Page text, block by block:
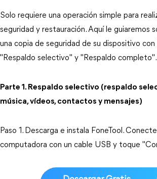
Solo requiere una operación simple para
seguridad y restauración. Aquí le guiaremos
una copia de seguridad de su dispositivo con
"Respaldo selectivo" y "Respaldo completo".
Parte 1. Respaldo selectivo (respaldo
música, vídeos, contactos y mensajes)
Paso 1. Descarga e instala FoneTool.
computadora con un cable USB y toque